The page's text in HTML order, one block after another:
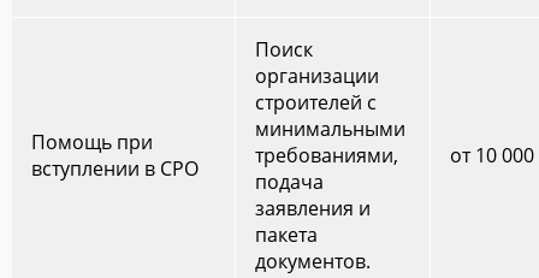
Помощь при
вступлении в СРО
Поиск
организации
строителей с
минимальными
требованиями,
подача
заявления и
пакета
документов.
от 10 000